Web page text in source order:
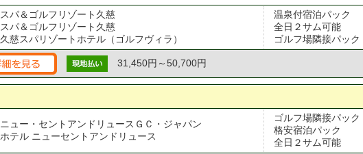
スパ＆ゴルフリゾート久慈
スパ＆ゴルフリゾート久慈
久慈スパリゾートホテル（ゴルフヴィラ）
温泉付宿泊パック
全日２サム可能
ゴルフ場隣接パック
31,450円～50,700円
ニュー・セントアンドリュースＧＣ・ジャパン
ホテル ニューセントアンドリュース
ゴルフ場隣接パック
格安宿泊パック
全日２サム可能